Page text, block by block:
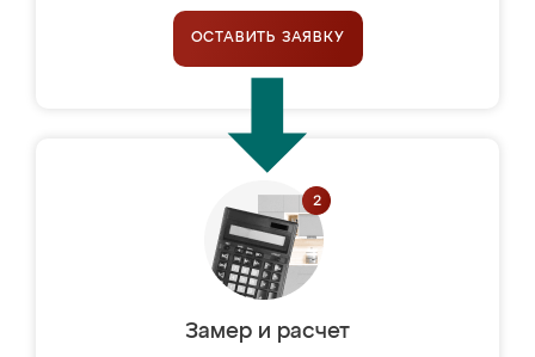
ОСТАВИТЬ ЗАЯВКУ
Замер и расчет